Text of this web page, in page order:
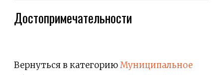
Достопримечательности
Вернуться в категориюМуниципальное